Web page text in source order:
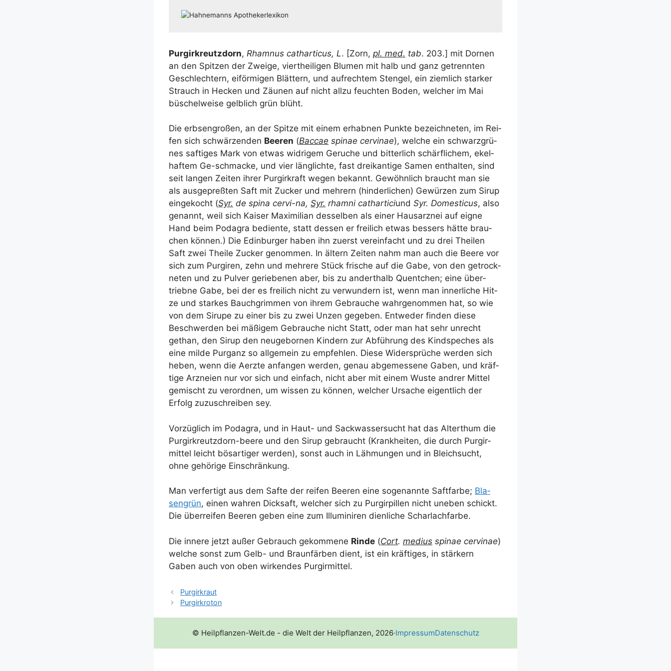
Pur­gir­kreutz­dorn, Rham­nus cathar­ti­cus, L. [Zorn, pl. med. tab. 203.] mit Dor­nen
an den Spit­zen der Zwei­ge, viert­hei­li­gen Blu­men mit halb und ganz getrenn­ten
Geschlech­tern, eiför­mi­gen Blät­tern, und auf­rech­tem Sten­gel, ein ziem­lich star­ker
Strauch in Hecken und Zäu­nen auf nicht all­zu feuch­ten Boden, wel­cher im Mai
büschel­wei­se gelb­lich grün blüht.
Die erb­sen­gro­ßen, an der Spit­ze mit einem erhab­nen Punk­te bezeich­ne­ten, im Rei­
fen sich schwär­zen­den Bee­ren (Bac­cae spinae cer­vin­ae), wel­che ein schwarz­grü­
nes saf­ti­ges Mark von etwas wid­ri­gem Geru­che und bit­ter­lich schärf­li­chem, ekel­
haf­tem Ge-schma­cke, und vier läng­lich­te, fast drei­kan­ti­ge Samen ent­hal­ten, sind
seit lan­gen Zei­ten ihrer Pur­gir­kraft wegen bekannt. Gewöhn­lich braucht man sie
als aus­ge­preß­ten Saft mit Zucker und meh­rern (hin­der­li­chen) Gewür­zen zum Sirup
ein­ge­kocht (Syr. de spi­na cer­vi-na, Syr. rham­ni cathar­ti­ciund Syr. Dome­sti­cus, also
genannt, weil sich Kai­ser Maxi­mi­li­an des­sel­ben als einer Haus­arz­nei auf eig­ne
Hand beim Poda­gra bedien­te, statt des­sen er frei­lich etwas bes­sers hät­te brau­
chen kön­nen.) Die Edin­bur­ger haben ihn zuerst ver­ein­facht und zu drei Thei­len
Saft zwei Thei­le Zucker genom­men. In ältern Zei­ten nahm man auch die Bee­re vor
sich zum Pur­gi­ren, zehn und meh­re­re Stück fri­sche auf die Gabe, von den getrock­
ne­ten und zu Pul­ver gerie­be­nen aber, bis zu andert­halb Quent­chen; eine über­
trieb­ne Gabe, bei der es frei­lich nicht zu ver­wun­dern ist, wenn man inner­li­che Hit­
ze und star­kes Bauch­grim­men von ihrem Gebrau­che wahr­ge­nom­men hat, so wie
von dem Siru­pe zu einer bis zu zwei Unzen gege­ben. Ent­we­der fin­den die­se
Beschwer­den bei mäßi­gem Gebrau­che nicht Statt, oder man hat sehr unrecht
gethan, den Sirup den neu­ge­bor­nen Kin­dern zur Abfüh­rung des Kinds­pe­ch­es als
eine mil­de Pur­ganz so all­ge­mein zu emp­feh­len. Die­se Wider­sprü­che wer­den sich
heben, wenn die Aerz­te anfan­gen wer­den, genau abge­mes­se­ne Gaben, und kräf­
ti­ge Arz­nei­en nur vor sich und ein­fach, nicht aber mit einem Wus­te and­rer Mit­tel
gemischt zu ver­ord­nen, um wis­sen zu kön­nen, wel­cher Ursa­che eigent­lich der
Erfolg zuzu­schrei­ben sey.
Vor­züg­lich im Poda­gra, und in Haut- und Sack­was­ser­sucht hat das Alter­thum die
Pur­gir­kreutz­dorn-bee­re und den Sirup gebraucht (Krank­hei­ten, die durch Pur­gir­
mit­tel leicht bös­ar­ti­ger wer­den), sonst auch in Läh­mun­gen und in Bleich­sucht,
ohne gehö­ri­ge Einschränkung.
Man ver­fer­tigt aus dem Saf­te der rei­fen Bee­ren eine soge­nann­te Saft­far­be; Bla­
sen­grün, einen wah­ren Dick­saft, wel­cher sich zu Pur­gir­pil­len nicht uneben schickt.
Die über­rei­fen Bee­ren geben eine zum Illu­mi­ni­ren dien­li­che Scharlachfarbe.
Die inne­re jetzt außer Gebrauch gekom­me­ne Rin­de (Cort. medi­us spinae cer­vin­ae)
wel­che sonst zum Gelb- und Braun­fär­ben dient, ist ein kräf­ti­ges, in stär­kern
Gaben auch von oben wir­ken­des Purgirmittel.
Purgirkraut
Purgirkroton
© Heilpflanzen-Welt.de - die Welt der Heilpflanzen, 2026·ImpressumDatenschutz